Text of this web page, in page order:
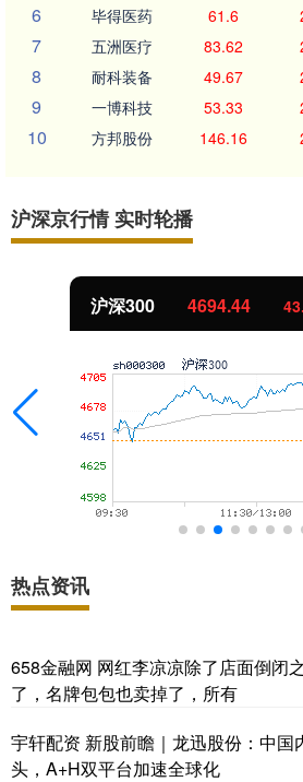
6 毕得医药 61.6
7 五洲医疗 83.62
8 耐科装备 49.67
9 一博科技 53.33
10 方邦股份 146.16
沪深京行情 实时轮播
北证50 1134.24
热点资讯
658金融网 网红李凉凉除了店面倒闭
了，名牌包包也卖掉了，所有
宇轩配资 新股前瞻｜龙迅股份：中国
头，A+H双平台加速全球化